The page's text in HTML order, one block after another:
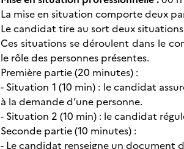
La mise en situation comporte deux
Le candidat tire au sort deux
Ces situations se déroulent dans le
le rôle des personnes présentes.
Première partie (20 minutes) :
- Situation 1 (10 min) : le candidat
à la demande d’une personne.
- Situation 2 (10 min) : le candidat
Seconde partie (10 minutes) :
- Le candidat renseigne un document